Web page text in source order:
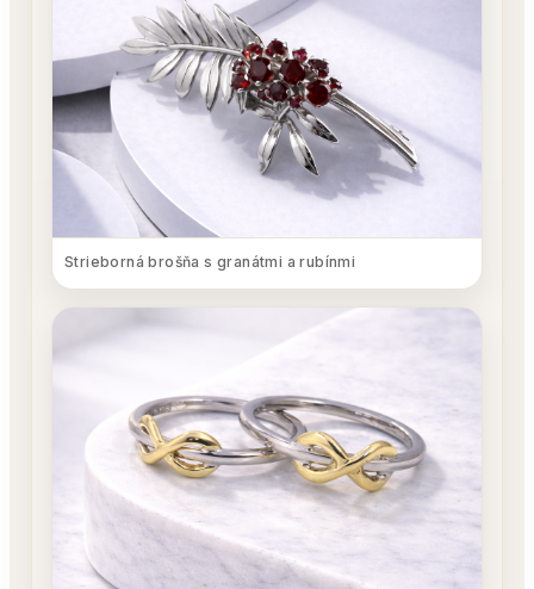
Strieborná brošňa s granátmi a rubínmi